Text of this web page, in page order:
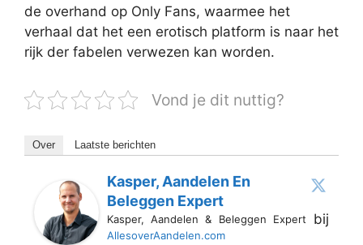
de overhand op Only Fans, waarmee het
verhaal dat het een erotisch platform is naar het
rijk der fabelen verwezen kan worden.
Vond je dit nuttig?
Over Laatste berichten
Kasper, Aandelen En
Beleggen Expert
Kasper, Aandelen & Beleggen Expert bij
AllesoverAandelen.com